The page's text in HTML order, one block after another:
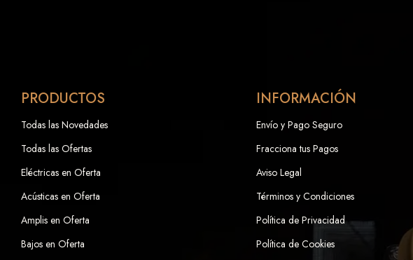
PRODUCTOS
Todas las Novedades
Todas las Ofertas
Eléctricas en Oferta
Acústicas en Oferta
Amplis en Oferta
Bajos en Oferta
INFORMACIÓN
Envío y Pago Seguro
Fracciona tus Pagos
Aviso Legal
Términos y Condiciones
Política de Privacidad
Política de Cookies